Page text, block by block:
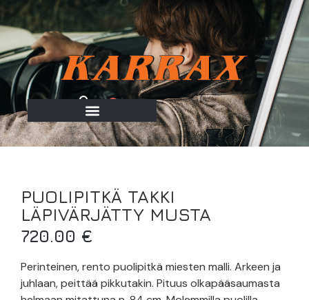
PUOLIPITKÄ TAKKI
LÄPIVÄRJÄTTY MUSTA
720.00 €
Perinteinen, rento puolipitkä miesten malli. Arkeen ja
juhlaan, peittää pikkutakin. Pituus olkapääsaumasta